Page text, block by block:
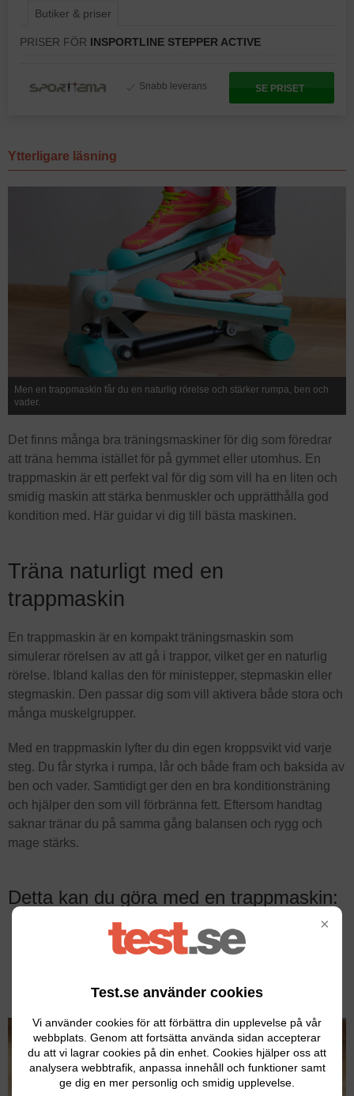
×
Test.se använder cookies
Vi använder cookies för att förbättra din upplevelse på vår
webbplats. Genom att fortsätta använda sidan accepterar
du att vi lagrar cookies på din enhet. Cookies hjälper oss att
analysera webbtrafik, anpassa innehåll och funktioner samt
ge dig en mer personlig och smidig upplevelse.
Butiker & priser
PRISER FÖR INSPORTLINE STEPPER ACTIVE
Snabb leverans SE PRISET
Ytterligare läsning
Men en trappmaskin får du en naturlig rörelse och stärker rumpa, ben och
vader.
Det finns många bra träningsmaskiner för dig som föredrar
att träna hemma istället för på gymmet eller utomhus. En
trappmaskin är ett perfekt val för dig som vill ha en liten och
smidig maskin att stärka benmuskler och upprätthålla god
kondition med. Här guidar vi dig till bästa maskinen.
Träna naturligt med en
trappmaskin
En trappmaskin är en kompakt träningsmaskin som
simulerar rörelsen av att gå i trappor, vilket ger en naturlig
rörelse. Ibland kallas den för ministepper, stepmaskin eller
stegmaskin. Den passar dig som vill aktivera både stora och
många muskelgrupper.
Med en trappmaskin lyfter du din egen kroppsvikt vid varje
steg. Du får styrka i rumpa, lår och både fram och baksida av
ben och vader. Samtidigt ger den en bra konditionsträning
och hjälper den som vill förbränna fett. Eftersom handtag
saknar tränar du på samma gång balansen och rygg och
mage stärks.
Detta kan du göra med en trappmaskin:
Forma rumpa, lår, ben och vader.
Stärka rygg och mage.
Förbränna fett.